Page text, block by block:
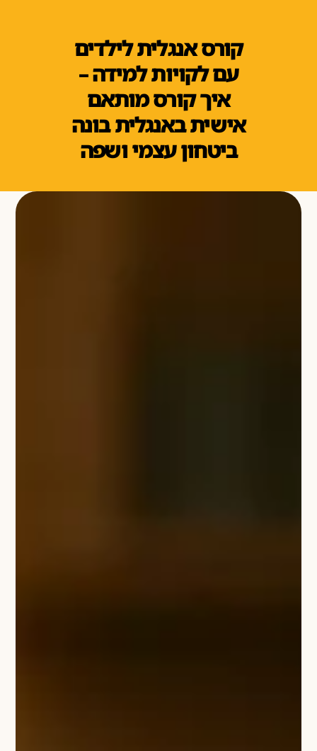
קורס אנגלית לילדים
עם לקויות למידה –
איך קורס מותאם
אישית באנגלית בונה
ביטחון עצמי ושפה